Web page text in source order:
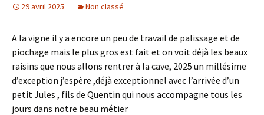
29 avril 2025 Non classé
A la vigne il y a encore un peu de travail de palissage et de
piochage mais le plus gros est fait et on voit déjà les beaux
raisins que nous allons rentrer à la cave, 2025 un millésime
d’exception j’espère ,déjà exceptionnel avec l’arrivée d’un
petit Jules , fils de Quentin qui nous accompagne tous les
jours dans notre beau métier